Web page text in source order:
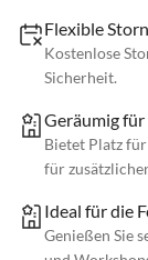
Flexible
Kostenlose
Sicherheit.
Geräumig
Bietet Platz
für
Ideal für die
Genießen Sie